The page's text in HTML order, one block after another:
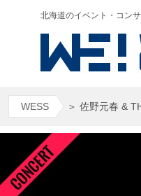
北海道のイベント・コン
WESS ＞ 佐野元春 &